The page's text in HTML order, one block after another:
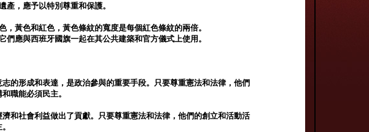
產，應予以特別尊重和保護。
，黃色和紅色，黃色條紋的寬度是每個紅色條紋的兩倍。
們應與西班牙國旗一起在其公共建築和官方儀式上使用。
的形成和表達，是政治參與的重要手段。只要尊重憲法和法律，他們
職能必須民主。
和社會利益做出了貢獻。只要尊重憲法和法律，他們的創立和活動活